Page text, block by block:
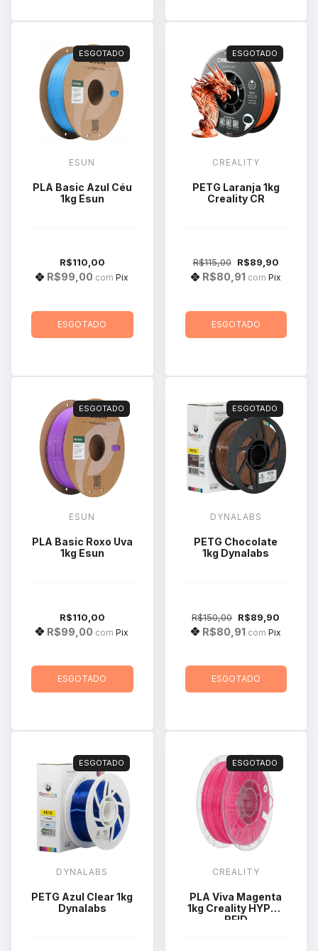
ESGOTADO
ESUN
PLA Basic Azul Céu
1kg Esun
R$110,00
R$99,00 com Pix
ESGOTADO
ESGOTADO
CREALITY
PETG Laranja 1kg
Creality CR
R$115,00 R$89,90
R$80,91 com Pix
ESGOTADO
ESGOTADO
ESUN
PLA Basic Roxo Uva
1kg Esun
R$110,00
R$99,00 com Pix
ESGOTADO
ESGOTADO
DYNALABS
PETG Chocolate
1kg Dynalabs
R$150,00 R$89,90
R$80,91 com Pix
ESGOTADO
ESGOTADO
DYNALABS
PETG Azul Clear 1kg
Dynalabs
ESGOTADO
CREALITY
PLA Viva Magenta
1kg Creality HYPER
RFID